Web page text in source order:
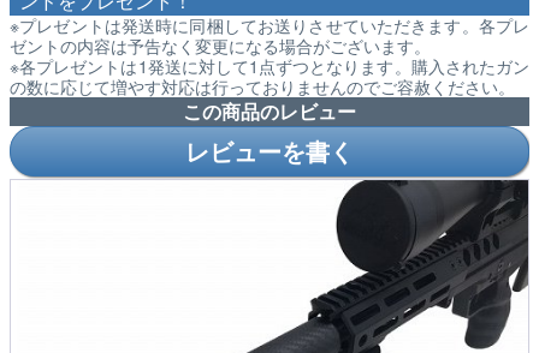
※プレゼントは発送時に同梱してお送りさせていただきます。各プレ
ゼントの内容は予告なく変更になる場合がございます。
※各プレゼントは1発送に対して1点ずつとなります。購入されたガン
の数に応じて増やす対応は行っておりませんのでご容赦ください。
この商品のレビュー
レビューを書く